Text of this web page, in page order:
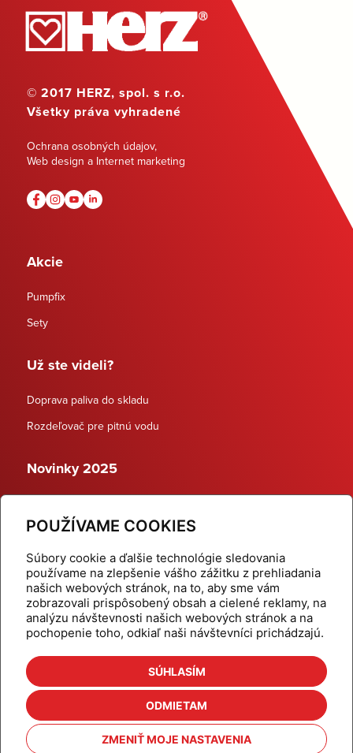
POUŽÍVAME COOKIES
Súbory cookie a ďalšie technológie sledovania
používame na zlepšenie vášho zážitku z prehliadania
našich webových stránok, na to, aby sme vám
zobrazovali prispôsobený obsah a cielené reklamy, na
analýzu návštevnosti našich webových stránok a na
pochopenie toho, odkiaľ naši návštevníci prichádzajú.
SÚHLASÍM
ODMIETAM
ZMENIŤ MOJE NASTAVENIA
© 2017 HERZ, spol. s r.o.
Všetky práva vyhradené
Ochrana osobných údajov,
Web design a Internet marketing
Akcie
Pumpfix
Sety
Už ste videli?
Doprava paliva do skladu
Rozdeľovač pre pitnú vodu
Novinky 2025
Dynamické termostatické ventily
Domov
Produkty
Aktuality
Odber šikovné tipy
Kalkulačky
Cenníky
Na stiahnutie
Referencie
Kontakt